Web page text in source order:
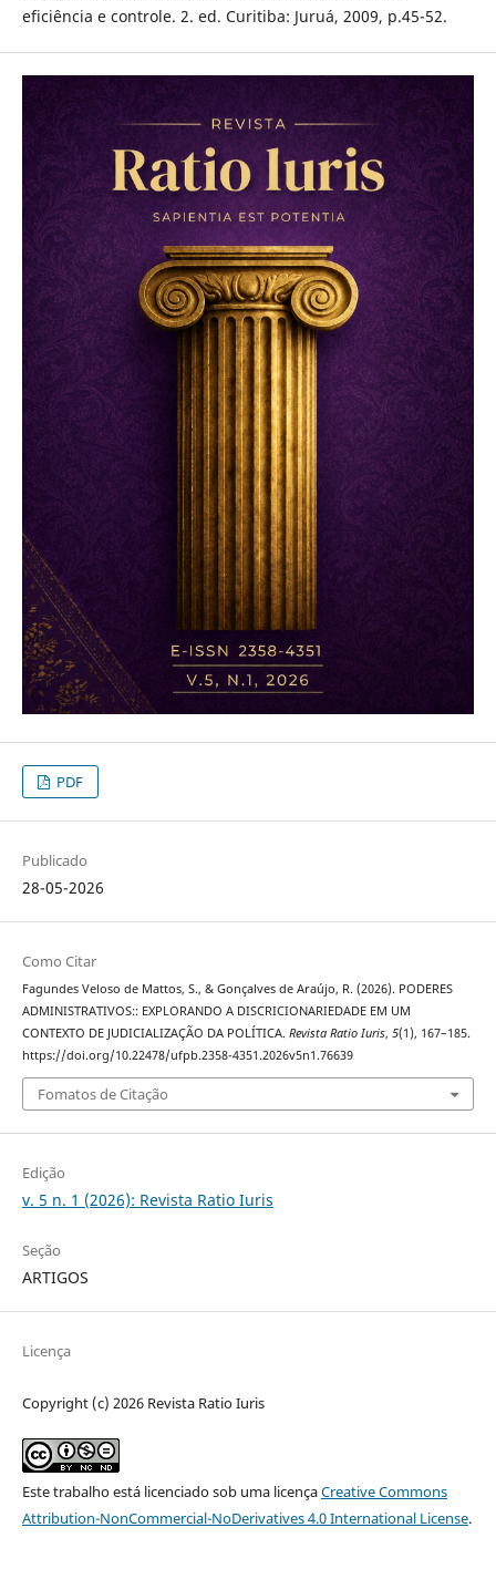
eficiência e controle. 2. ed. Curitiba: Juruá, 2009, p.45-52.
PDF
Publicado
28-05-2026
Como Citar
Fagundes Veloso de Mattos, S., & Gonçalves de Araújo, R. (2026). PODERES
ADMINISTRATIVOS:: EXPLORANDO A DISCRICIONARIEDADE EM UM
CONTEXTO DE JUDICIALIZAÇÃO DA POLÍTICA. Revista Ratio Iuris, 5(1), 167–185.
https://doi.org/10.22478/ufpb.2358-4351.2026v5n1.76639
Fomatos de Citação
Edição
v. 5 n. 1 (2026): Revista Ratio Iuris
Seção
ARTIGOS
Licença
Copyright (c) 2026 Revista Ratio Iuris
Este trabalho está licenciado sob uma licençaCreative Commons
Attribution-NonCommercial-NoDerivatives 4.0 International License.